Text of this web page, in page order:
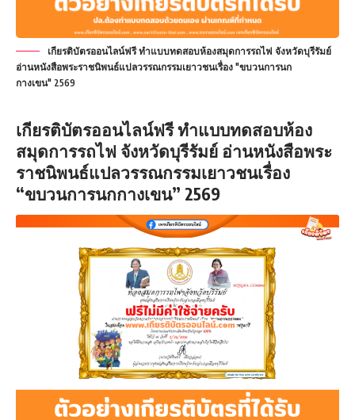
เกียรติบัตรออนไลน์ฟรี ทำแบบทดสอบห้องสมุดการรถไฟ จังหวัดบุรีรัมย์
อ่านหนังสือพระราชนิพนธ์แปลวรรณกรรมเยาวชนเรื่อง "ขบวนการนก
กางเขน" 2569
เกียรติบัตรออนไลน์ฟรีทำแบบทดสอบห้อง
สมุดการรถไฟ จังหวัดบุรีรัมย์ อ่านหนังสือพระ
ราชนิพนธ์แปลวรรณกรรมเยาวชนเรื่อง
“ขบวนการนกกางเขน” 2569